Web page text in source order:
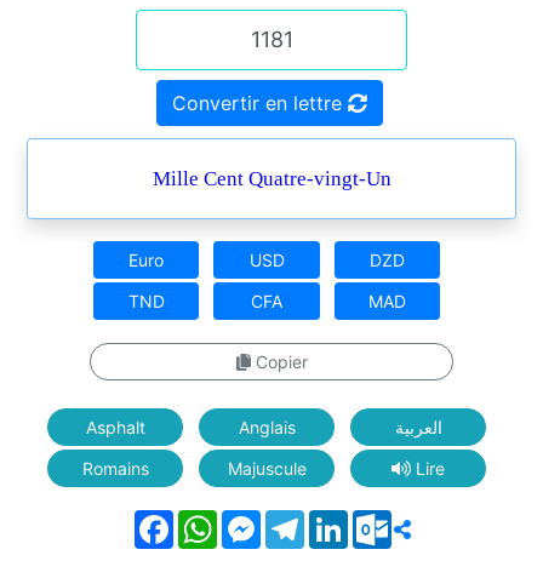
Convertir en lettre
Mille Cent Quatre-vingt-Un
Euro USD
DZD
TND
CFA MAD
Copier
Asphalt Anglais
العربية
Romains
Majuscule Lire
FacebookWhatsAppMessenger
Telegram
LinkedInOutlook.com